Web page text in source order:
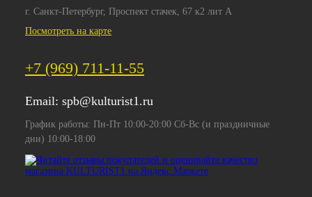
г. Санкт-Петербург, Проспект стачек, 67 к2 лит А
Посмотреть на карте
+7 (969) 711-11-55
Email: spb@kulturist1.ru
График работы: Пн-Пт 10:00-20:00 Сб-Вс (и праздничные
дни) 10:00-18:00